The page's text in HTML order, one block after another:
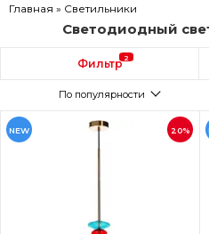
Главная » Светильники
Светодиодный
Фильтр 2
По популярности
NEW 20%